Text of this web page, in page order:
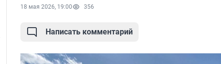
18 мая 2026, 19:00 356
Написать комментарий